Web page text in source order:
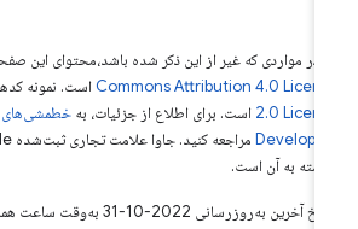
در مواردی که غیر از این ذکر شده باشد،‌محتوای این صفحه
Commons Attribution 4.0است. نمونه کدها
2.0است. برای اطلاع از جزئیات، به
به آن است.
آخرین به‌روزرسانی 2022-10-31 به‌وقت ساعت هماهنگ جهانی.